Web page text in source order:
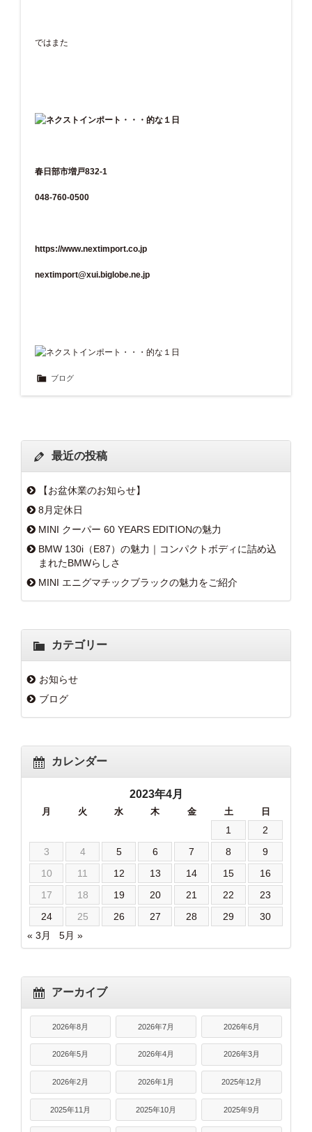
ではまた
春日部市増戸832-1
048-760-0500
https://www.nextimport.co.jp
nextimport@xui.biglobe.ne.jp
ブログ
最近の投稿
【お盆休業のお知らせ】
8月定休日
MINI クーパー 60 YEARS EDITIONの魅力
BMW 130i（E87）の魅力｜コンパクトボディに詰め込
まれたBMWらしさ
MINI エニグマチックブラックの魅力をご紹介
カテゴリー
お知らせ
ブログ
カレンダー
2023年4月
月 火 水 木 金 土 日
1
2
3
4 5 6 7 8
9
10
11 12 13 14 15
16
17
18 19 20 21 22
23
24
25 26 27 28 29
30
« 3月
5月 »
アーカイブ
2026年8月 2026年7月 2026年6月
2026年5月 2026年4月 2026年3月
2026年2月 2026年1月 2025年12月
2025年11月 2025年10月 2025年9月